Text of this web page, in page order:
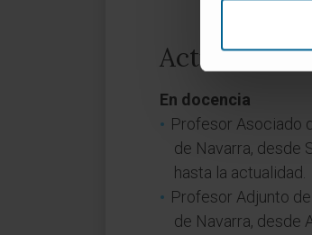
Actividad
En docencia
Profesor Asociado
de Navarra, desde
hasta la actualidad.
Profesor Adjunto
de Navarra, desde